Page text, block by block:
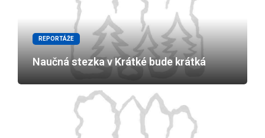
REPORTÁŽE
Naučná stezka v Krátké bude krátká